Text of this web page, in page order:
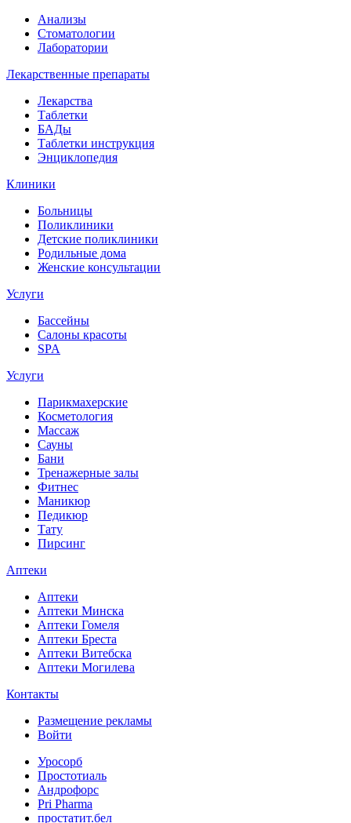
Анализы
Стоматологии
Лаборатории
Лекарственные препараты
Лекарства
Таблетки
БАДы
Таблетки инструкция
Энциклопедия
Клиники
Больницы
Поликлиники
Детские поликлиники
Родильные дома
Женские консультации
Услуги
Бассейны
Салоны красоты
SPA
Услуги
Парикмахерские
Косметология
Массаж
Сауны
Бани
Тренажерные залы
Фитнес
Маникюр
Педикюр
Тату
Пирсинг
Аптеки
Аптеки
Аптеки Минска
Аптеки Гомеля
Аптеки Бреста
Аптеки Витебска
Аптеки Могилева
Контакты
Размещение рекламы
Войти
Уросорб
Простотиаль
Андрофорс
Pri Pharma
простатит.бел